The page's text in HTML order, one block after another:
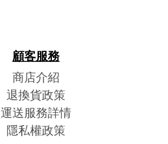
顧客服務
商店介紹
退換貨政策
運送服務詳情
隱私權政策